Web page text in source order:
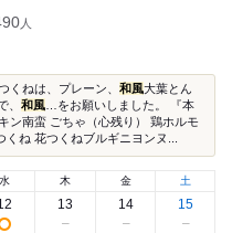
人
くねは、プレーン、 和風大葉とん
、 和風 …をお願いしました。 『本
ン南蛮 ごちゃ（心残り） 鶏ホルモ
ね 花つくねブルギニヨンヌ...
水 木
13
金
14
土
15